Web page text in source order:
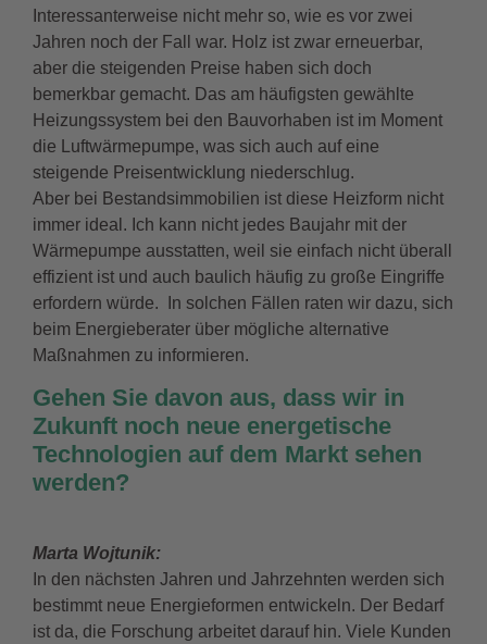
Interessanterweise nicht mehr so, wie es vor zwei
Jahren noch der Fall war. Holz ist zwar erneuerbar,
aber die steigenden Preise haben sich doch
bemerkbar gemacht. Das am häufigsten gewählte
Heizungssystem bei den Bauvorhaben ist im Moment
die Luftwärmepumpe, was sich auch auf eine
steigende Preisentwicklung niederschlug.
Aber bei Bestandsimmobilien ist diese Heizform nicht
immer ideal. Ich kann nicht jedes Baujahr mit der
Wärmepumpe ausstatten, weil sie einfach nicht überall
effizient ist und auch baulich häufig zu große Eingriffe
erfordern würde. In solchen Fällen raten wir dazu, sich
beim Energieberater über mögliche alternative
Maßnahmen zu informieren.
Gehen Sie davon aus, dass wir in
Zukunft noch neue energetische
Technologien auf dem Markt sehen
werden?
Marta Wojtunik:
In den nächsten Jahren und Jahrzehnten werden sich
bestimmt neue Energieformen entwickeln. Der Bedarf
ist da, die Forschung arbeitet darauf hin. Viele Kunden